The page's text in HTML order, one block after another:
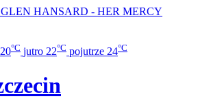
GLEN HANSARD - HER MERCY
20°C jutro 22°C pojutrze 24°C